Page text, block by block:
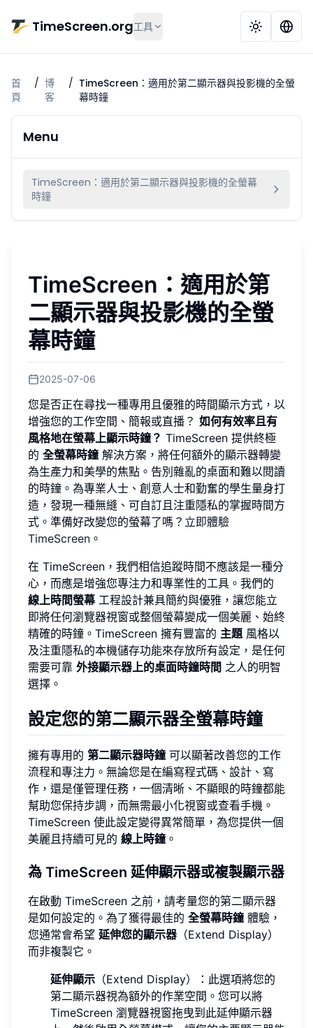
TimeScreen.org工具
首
頁
/ 博
客
/ TimeScreen：適用於第二顯示器與投影機的全螢
幕時鐘
Menu
TimeScreen：適用於第二顯示器與投影機的全螢幕
時鐘
TimeScreen：適用於第
二顯示器與投影機的全螢
幕時鐘
2025-07-06
您是否正在尋找一種專用且優雅的時間顯示方式，以
增強您的工作空間、簡報或直播？ 如何有效率且有
風格地在螢幕上顯示時鐘？ TimeScreen 提供終極
的 全螢幕時鐘解決方案，將任何額外的顯示器轉變
為生產力和美學的焦點。告別雜亂的桌面和難以閱讀
的時鐘。為專業人士、創意人士和勤奮的學生量身打
造，發現一種無縫、可自訂且注重隱私的掌握時間方
式。準備好改變您的螢幕了嗎？ 立即體驗
TimeScreen 。
在 TimeScreen，我們相信追蹤時間不應該是一種分
心，而應是增強您專注力和專業性的工具。我們的
線上時間螢幕工程設計兼具簡約與優雅，讓您能立
即將任何瀏覽器視窗或整個螢幕變成一個美麗、始終
精確的時鐘。TimeScreen 擁有豐富的 主題 風格以
及注重隱私的本機儲存功能來存放所有設定，是任何
需要可靠 外接顯示器上的桌面時鐘時間 之人的明智
選擇。
設定您的第二顯示器全螢幕時鐘
擁有專用的 第二顯示器時鐘可以顯著改善您的工作
流程和專注力。無論您是在編寫程式碼、設計、寫
作，還是僅管理任務，一個清晰、不顯眼的時鐘都能
幫助您保持步調，而無需最小化視窗或查看手機。
TimeScreen 使此設定變得異常簡單，為您提供一個
美麗且持續可見的 線上時鐘。
為 TimeScreen 延伸顯示器或複製顯示器
在啟動 TimeScreen 之前，請考量您的第二顯示器
是如何設定的。為了獲得最佳的 全螢幕時鐘體驗，
您通常會希望 延伸您的顯示器 （Extend Display）
而非複製它。
延伸顯示 （Extend Display）：此選項將您的
第二顯示器視為額外的作業空間。您可以將
TimeScreen 瀏覽器視窗拖曳到此延伸顯示器